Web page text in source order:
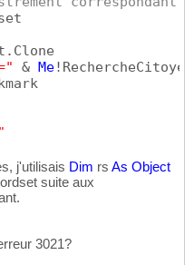
& Me!RechercheCitoyen
j'utilisais Dim rs As Object
suite aux
3021?